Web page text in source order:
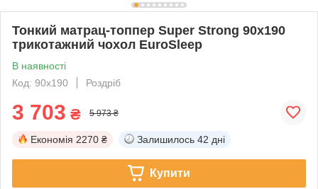
Тонкий матрац-топпер Super Strong 90x190
трикотажний чохол EuroSleep
В наявності
Код: 90х190
Роздріб
3 703 ₴ 5 973 ₴
Економія 2270 ₴ Залишилось 42 дні
Купити